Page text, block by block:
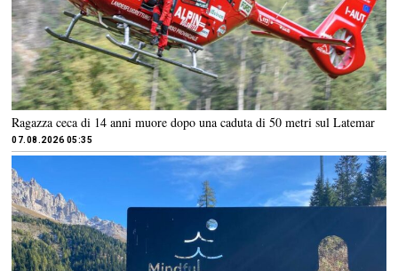
Ragazza ceca di 14 anni muore dopo una caduta di 50 metri sul Latemar
07.08.2026 05:35